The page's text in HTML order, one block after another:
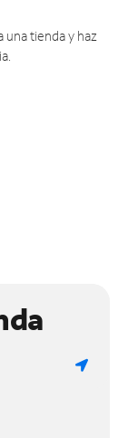
una tienda y haz